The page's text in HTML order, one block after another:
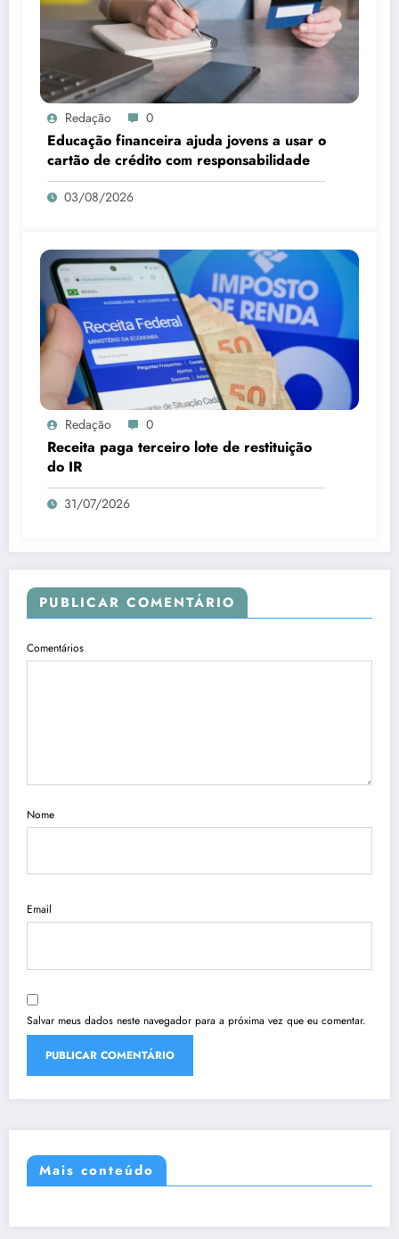
Redação 0
Educação financeira ajuda jovens a usar o
cartão de crédito com responsabilidade
03/08/2026
Redação 0
Receita paga terceiro lote de restituição
do IR
31/07/2026
PUBLICAR COMENTÁRIO
Comentários
Nome
Email
Salvar meus dados neste navegador para a próxima vez que eu comentar.
Mais conteúdo